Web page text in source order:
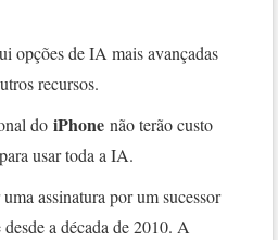
opções de IA mais avançadas
recursos.
do iPhone não terão custo
usar toda a IA.
assinatura por um sucessor
a década de 2010. A